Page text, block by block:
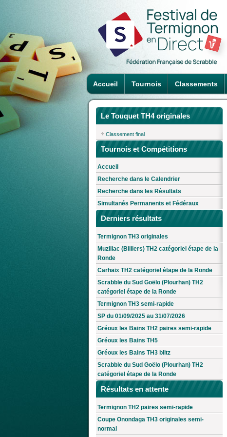
Accueil Tournois Classements
Le Touquet TH4 originales
Classement final
Tournois et Compétitions
Accueil
Recherche dans le Calendrier
Recherche dans les Résultats
Simultanés Permanents et Fédéraux
Derniers résultats
Termignon TH3 originales
Muzillac (Billiers) TH2 catégoriel étape de la
Ronde
Carhaix TH2 catégoriel étape de la Ronde
Scrabble du Sud Goëlo (Plourhan) TH2
catégoriel étape de la Ronde
Termignon TH3 semi-rapide
SP du 01/09/2025 au 31/07/2026
Gréoux les Bains TH2 paires semi-rapide
Gréoux les Bains TH5
Gréoux les Bains TH3 blitz
Scrabble du Sud Goëlo (Plourhan) TH2
catégoriel étape de la Ronde
Résultats en attente
Termignon TH2 paires semi-rapide
Coupe Onondaga TH3 originales semi-
normal